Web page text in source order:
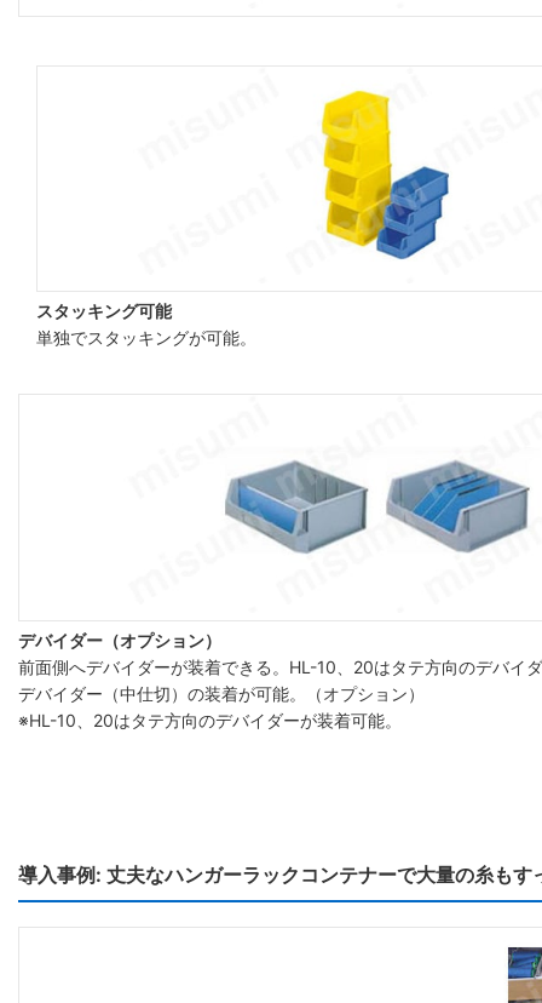
スタッキング可能
単独でスタッキングが可能。
デバイダー（オプション）
前面側へデバイダーが装着できる。HL-10、20はタテ方向のデバイ
デバイダー（中仕切）の装着が可能。（オプション）
※HL-10、20はタテ方向のデバイダーが装着可能。
導入事例: 丈夫なハンガーラックコンテナーで大量の糸もす